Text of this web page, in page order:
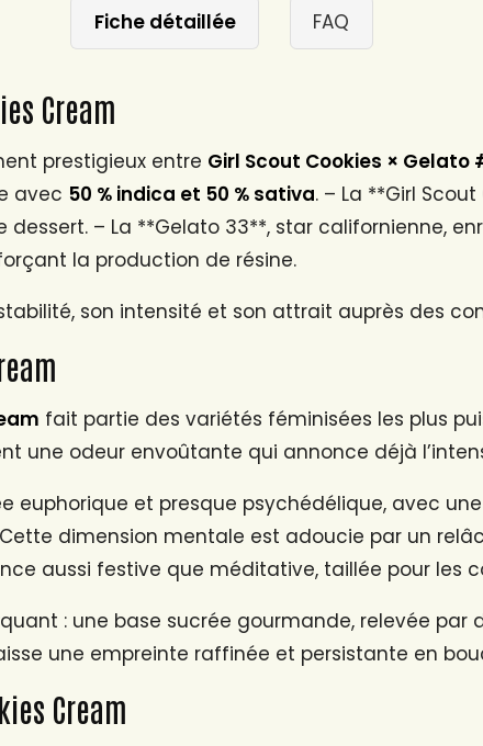
Fiche détaillée FAQ
Cream
prestigieux entre Girl Scout Cookies × Gelato
avec 50 % indica et 50 % sativa. – La **Girl
– La **Gelato 33**, star californienne,
la production de résine.
son intensité et son attrait auprès des
fait partie des variétés féminisées les plus
une odeur envoûtante qui annonce déjà
euphorique et presque psychédélique, avec
dimension mentale est adoucie par un
aussi festive que méditative, taillée pour les
: une base sucrée gourmande, relevée par
une empreinte raffinée et persistante en
Cream